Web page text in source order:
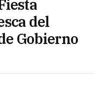
del
Gobierno